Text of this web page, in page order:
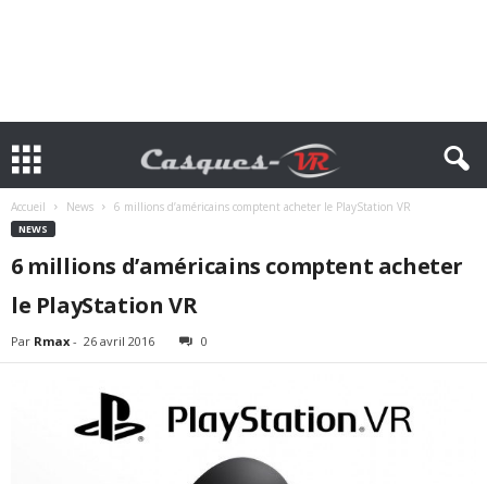
Accueil News 6 millions d’américains comptent acheter le PlayStation VR
NEWS
6 millions d’américains comptent acheter
le PlayStation VR
Par Rmax - 26 avril 2016 0